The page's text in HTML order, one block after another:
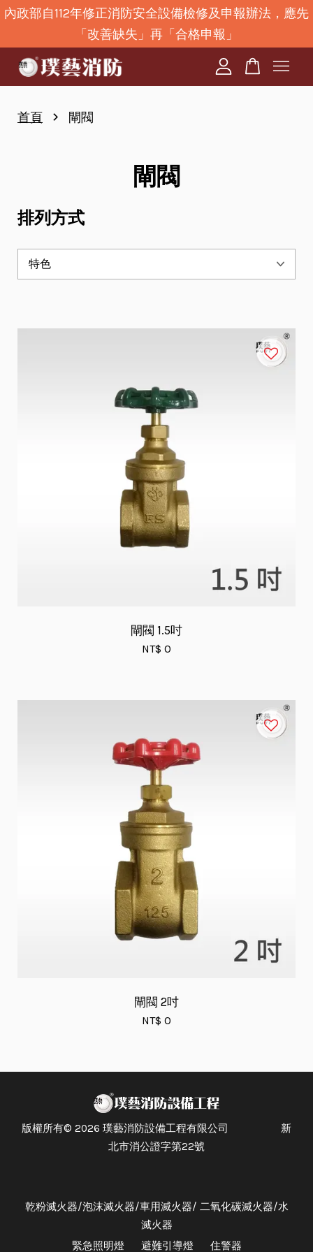
內政部自112年修正消防安全設備檢修及申報辦法，應先
「改善缺失」再「合格申報」
首頁 › 閘閥
閘閥
排列方式
閘閥 1.5吋
NT$ 0
閘閥 2吋
NT$ 0
版權所有© 2026 璞藝消防設備工程有限公司 新
北市消公證字第22號
乾粉滅火器/泡沫滅火器/車用滅火器/ 二氧化碳滅火器/水
滅火器
緊急照明燈
避難引導燈 住警器
您的購物車目前還是空的。